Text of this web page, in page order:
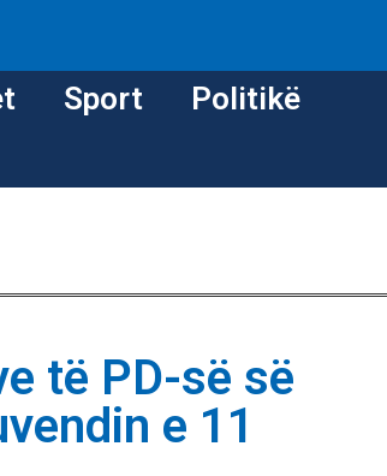
Sport Politikë
të PD-së së
e 11